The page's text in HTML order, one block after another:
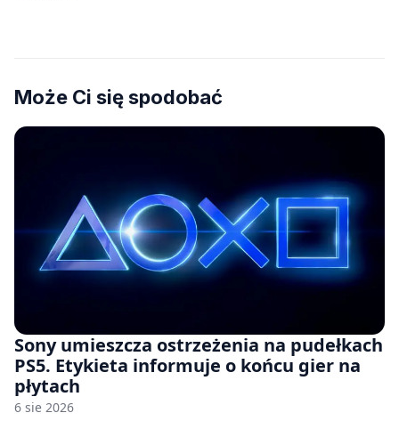
Może Ci się spodobać
Sony umieszcza ostrzeżenia na pudełkach
PS5. Etykieta informuje o końcu gier na
płytach
6 sie 2026